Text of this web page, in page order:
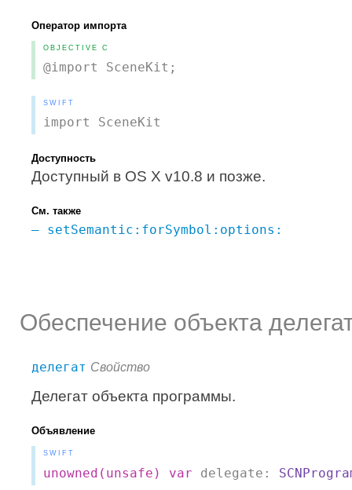
Оператор импорта
OBJECTIVE C
@import SceneKit;
SWIFT
import SceneKit
Доступность
Доступный в OS X v10.8 и позже.
См. также
– setSemantic:forSymbol:options:
Обеспечение объекта
делегат Свойство
Делегат объекта программы.
Объявление
SWIFT
unowned(unsafe) var delegate: